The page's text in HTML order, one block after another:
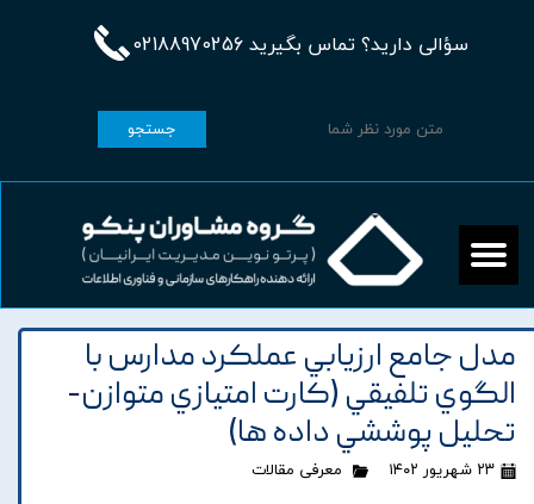
سؤالی دارید؟ تماس بگیرید 02188970256
جستجو
مدل جامع ارزيابي عملکرد مدارس با
الگوي تلفيقي (کارت امتيازي متوازن-
تحليل پوششي داده ها)
۲۳ شهریور ۱۴۰۲ معرفی مقالات